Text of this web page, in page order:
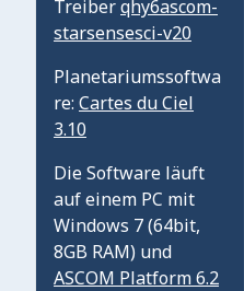
Treiberqhy6ascom-
starsensesci-v20
Planetariumssoftwa
re: Cartes du Ciel
3.10
Die Software läuft
auf einem PC mit
Windows 7 (64bit,
8GB RAM) und
ASCOM Platform 6.2